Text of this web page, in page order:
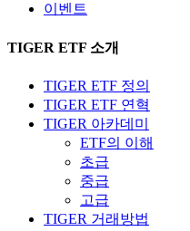
이벤트
TIGER ETF 소개
TIGER ETF 정의
TIGER ETF 연혁
TIGER 아카데미
ETF의 이해
초급
중급
고급
TIGER 거래방법